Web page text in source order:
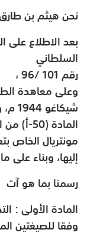
نحن هيثم بن
بعد الاطلاع على
السلطاني
رقم 101 /96 ،
وعلى معاهدة
المادة
إليها، وبناء على
رسمنا بما هو آت
المادة الأولى :
وفقا للصيغتين